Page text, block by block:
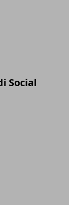
Social